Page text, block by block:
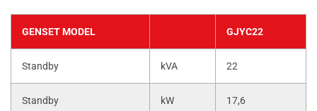
GENSET MODEL GJYC22
Standby kVA 22
Standby kW 17,6